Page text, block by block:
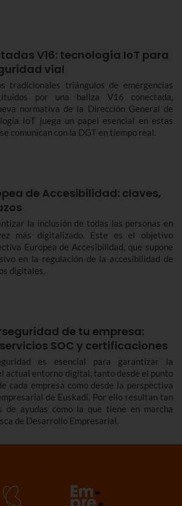
V16: tecnología IoT para
vial
tradicionales triángulos de emergencias
por una baliza V16 conectada,
normativa de la Dirección General de
IoT juega un papel esencial en estas
comunican con la DGT en tiempo real.
de Accesibilidad: claves,
la inclusión de todas las personas en
más digitalizado. Este es el objetivo
Europea de Accesibilidad, que supone
en la regulación de la accesibilidad de
digitales.
de tu empresa:
SOC y certificaciones
es esencial para garantizar la
actual entorno digital, tanto desde el punto
cada empresa como desde la perspectiva
de Euskadi. Por ello resultan tan
de ayudas como la que tiene en marcha
de Desarrollo Empresarial.